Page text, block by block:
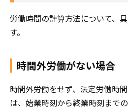
労働時間の計算方法について、
す。
時間外労働がない場合
時間外労働をせず、法定労働時
は、始業時刻から終業時刻まで